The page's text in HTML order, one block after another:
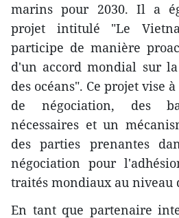
marins pour 2030. Il a
projet intitulé "Le
participe de manière
d'un accord mondial sur
des océans". Ce projet vise
de négociation, des
nécessaires et un
des parties prenantes
négociation pour
traités mondiaux au niveau
En tant que partenaire